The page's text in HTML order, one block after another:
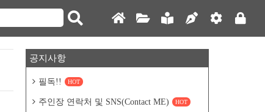
공지사항
필독!! HOT
주인장 연락처 및 SNS(Contact ME) HOT